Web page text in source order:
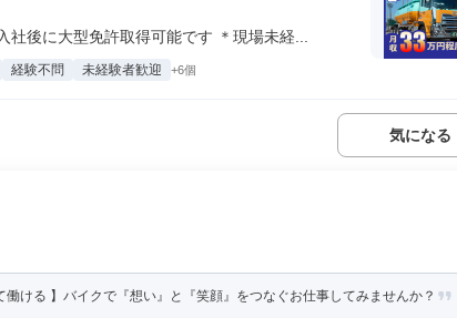
後に大型免許取得可能です ＊現場未経...
経験不問 未経験者歓迎 +6個
気になる
働ける 】バイクで『想い』と『笑顔』をつなぐお仕事してみませんか？